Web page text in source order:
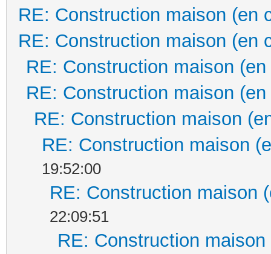
RE: Construction maison (en
RE: Construction maison (en
RE: Construction maison
RE: Construction maison
RE: Construction maison
RE: Construction maison
19:52:00
RE: Construction maison
22:09:51
RE: Construction